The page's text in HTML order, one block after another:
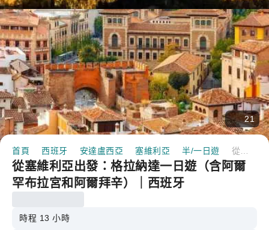
21
首頁 西班牙 安達盧西亞 塞維利亞 半/一日遊
從塞維利亞出發：格拉納達一日遊（含阿爾
罕布拉宮和阿爾拜辛）｜西班牙
時程 13 小時